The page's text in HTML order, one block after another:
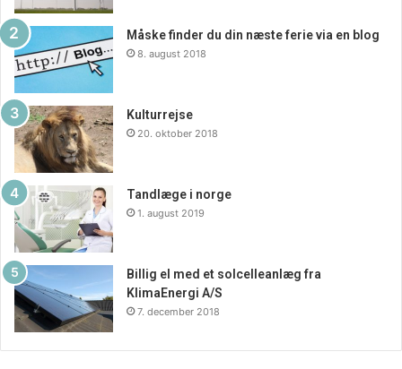
Måske finder du din næste ferie via en blog
8. august 2018
Kulturrejse
20. oktober 2018
Tandlæge i norge
1. august 2019
Billig el med et solcelleanlæg fra
KlimaEnergi A/S
7. december 2018